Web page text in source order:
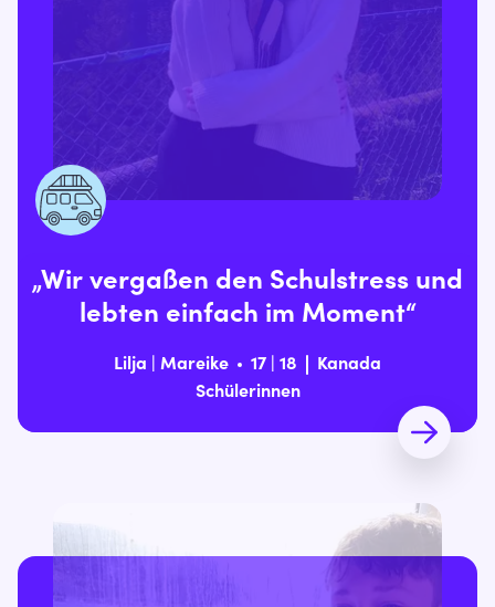
„Wir vergaßen den Schulstress und
lebten einfach im Moment“
Lilja | Mareike 17 | 18
Kanada
Schülerinnen